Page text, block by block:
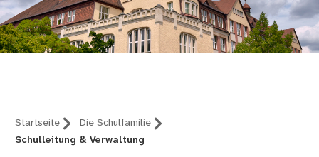
Startseite
Die Schulfamilie
Schulleitung & Verwaltung